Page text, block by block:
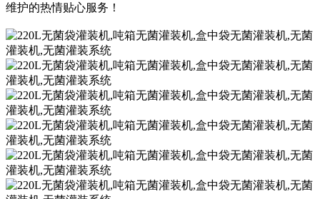
维护的热情贴心服务！